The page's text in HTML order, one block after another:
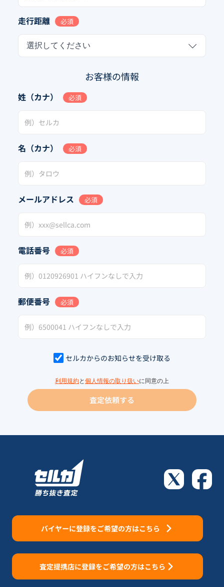
走行距離 必須
選択してください
お客様の情報
姓（カナ） 必須
名（カナ） 必須
メールアドレス 必須
電話番号 必須
郵便番号 必須
セルカからのお知らせを受け取る
利用規約と 個人情報の取り扱いに同意の上
査定依頼する
バイヤーに登録をご希望の方はこちら
査定提携店に登録をご希望の方はこちら